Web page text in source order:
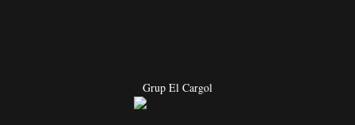
Grup El Cargol